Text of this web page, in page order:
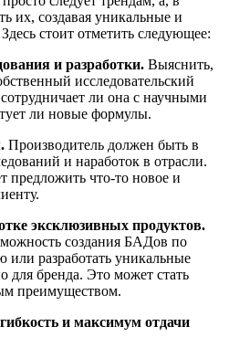
их, создавая уникальные и
стоит отметить следующее:
и разработки. Выяснить,
исследовательский
ли она с научными
ли новые формулы.
Производитель должен быть в
и наработок в отрасли.
предложить что-то новое и
эксклюзивных продуктов.
создания БАДов по
или разработать уникальные
для бренда. Это может стать
преимуществом.
и максимум отдачи